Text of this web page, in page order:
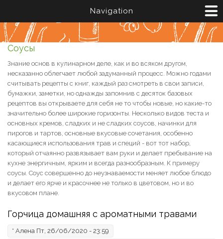
Navigation
Соусы
Знание основ в кулинарном деле, как и во всяком другом,
несказанно облегчает любой задуманный процесс. Можно годами
считывать рецепты с книг, каждый раз смотреть в свои записи,
бумажки, заметки, но однажды запомнив с десяток базовых
рецептов вы открываете для себя не то чтобы новые, но какие-то
значительно более широкие горизонты. Несколько видов теста и
основных кремов, сладких и не сладких соусов, начинки для
пирогов и тартов, основные вкусовые сочетания, особенно
касающиеся использования трав и специй - вот тот набор,
который отчаянно развязывает вам руки и делает пребывание на
кухне энергичным, ярким и всегда разнообразным. К примеру
соусы. Соус совершенно до неузнаваемости меняет любое блюдо
и делает его ярче и красочнее не только в цветовом, но и во
вкусовом плане.
Горчица домашняя с ароматными травами
* Алена Пт, 26/06/2020 - 23:59